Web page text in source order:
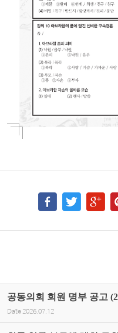
공동의회 회원 명부 공고
Date 2026.07.12